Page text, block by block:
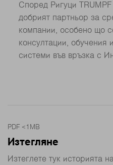
Според Ригуци
добрият партньор за
компании, особено що
консултации, обучения
системи във връзка с
PDF <1MB
Изтегляне
Изтеглете тук историята